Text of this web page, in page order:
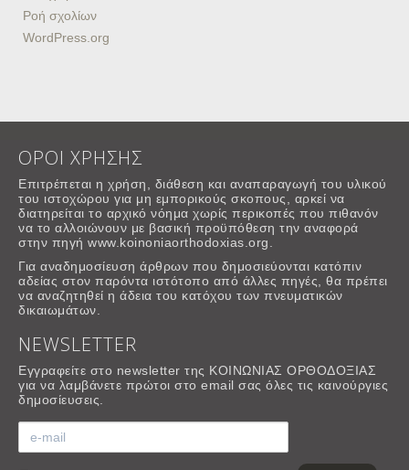
Ροή σχολίων
WordPress.org
ΟΡΟΙ ΧΡΗΣΗΣ
Επιτρέπεται η χρήση, διάθεση και αναπαραγωγή του υλικού
του ιστοχώρου για μη εμπορικούς σκοπους, αρκεί να
διατηρείται το αρχικό νόημα χωρίς περικοπές που πιθανόν
να το αλλοιώνουν με βασική προϋπόθεση την αναφορά
στην πηγή www.koinoniaorthodoxias.org.
Για αναδημοσίευση άρθρων που δημοσιεύονται κατόπιν
αδείας στον παρόντα ιστότοπο από άλλες πηγές, θα πρέπει
να αναζητηθεί η άδεια του κατόχου των πνευματικών
δικαιωμάτων.
NEWSLETTER
Εγγραφείτε στο newsletter της ΚΟΙΝΩΝΙΑΣ ΟΡΘΟΔΟΞΙΑΣ
για να λαμβάνετε πρώτοι στο email σας όλες τις καινούργιες
δημοσίευσεις.